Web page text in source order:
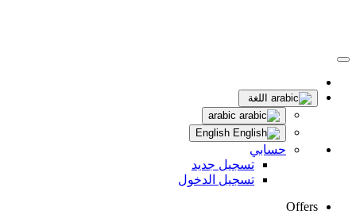
اللغة
حسابي
تسجيل جديد
تسجيل الدخول
Offers